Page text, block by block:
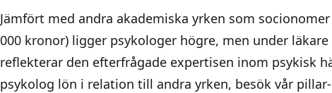
Jämfört med andra akademiska yrken som
000 kronor) ligger psykologer högre, men under
reflekterar den efterfrågade expertisen inom psykisk
psykolog lön i relation till andra yrken, besök vår